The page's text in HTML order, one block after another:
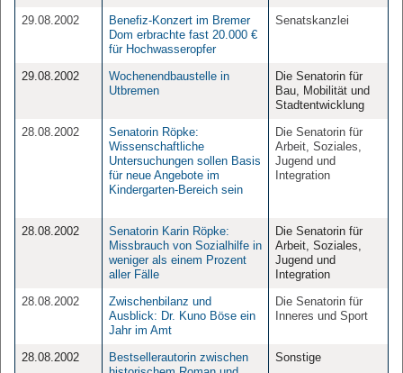
29.08.2002
Benefiz-Konzert im Bremer
Dom erbrachte fast 20.000 €
für Hochwasseropfer
Senatskanzlei
29.08.2002
Wochenendbaustelle in
Utbremen
Die Senatorin für
Bau, Mobilität und
Stadtentwicklung
28.08.2002
Senatorin Röpke:
Wissenschaftliche
Untersuchungen sollen Basis
für neue Angebote im
Kindergarten-Bereich sein
Die Senatorin für
Arbeit, Soziales,
Jugend und
Integration
28.08.2002
Senatorin Karin Röpke:
Missbrauch von Sozialhilfe in
weniger als einem Prozent
aller Fälle
Die Senatorin für
Arbeit, Soziales,
Jugend und
Integration
28.08.2002
Zwischenbilanz und
Ausblick: Dr. Kuno Böse ein
Jahr im Amt
Die Senatorin für
Inneres und Sport
28.08.2002
Bestsellerautorin zwischen
Sonstige